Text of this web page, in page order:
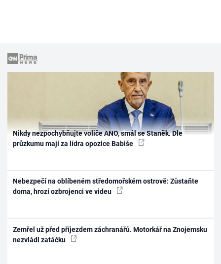
Nikdy nezpochybňujte voliče ANO, smál se Staněk. Dle
průzkumu mají za lídra opozice Babiše
Nebezpečí na oblíbeném středomořském ostrově: Zůstaňte
doma, hrozí ozbrojenci ve videu
Zemřel už před příjezdem záchranářů. Motorkář na Znojemsku
nezvládl zatáčku